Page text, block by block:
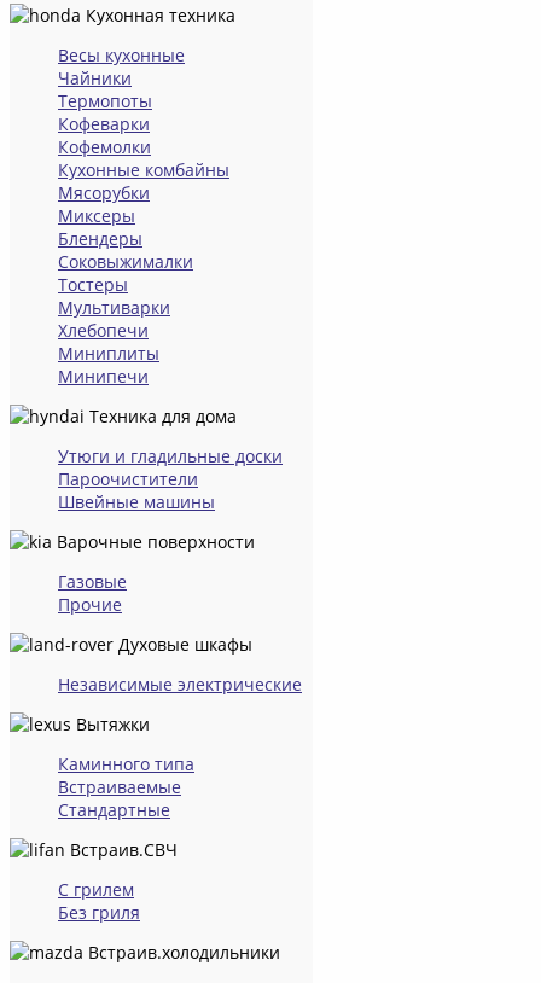
Кухонная техника
Весы кухонные
Чайники
Термопоты
Кофеварки
Кофемолки
Кухонные комбайны
Мясорубки
Миксеры
Блендеры
Соковыжималки
Тостеры
Мультиварки
Хлебопечи
Миниплиты
Минипечи
Техника для дома
Утюги и гладильные доски
Пароочистители
Швейные машины
Варочные поверхности
Газовые
Прочие
Духовые шкафы
Независимые электрические
Вытяжки
Каминного типа
Встраиваемые
Стандартные
Встраив.СВЧ
С грилем
Без гриля
Встраив.холодильники